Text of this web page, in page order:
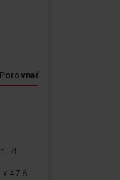
47.6
Porovnať